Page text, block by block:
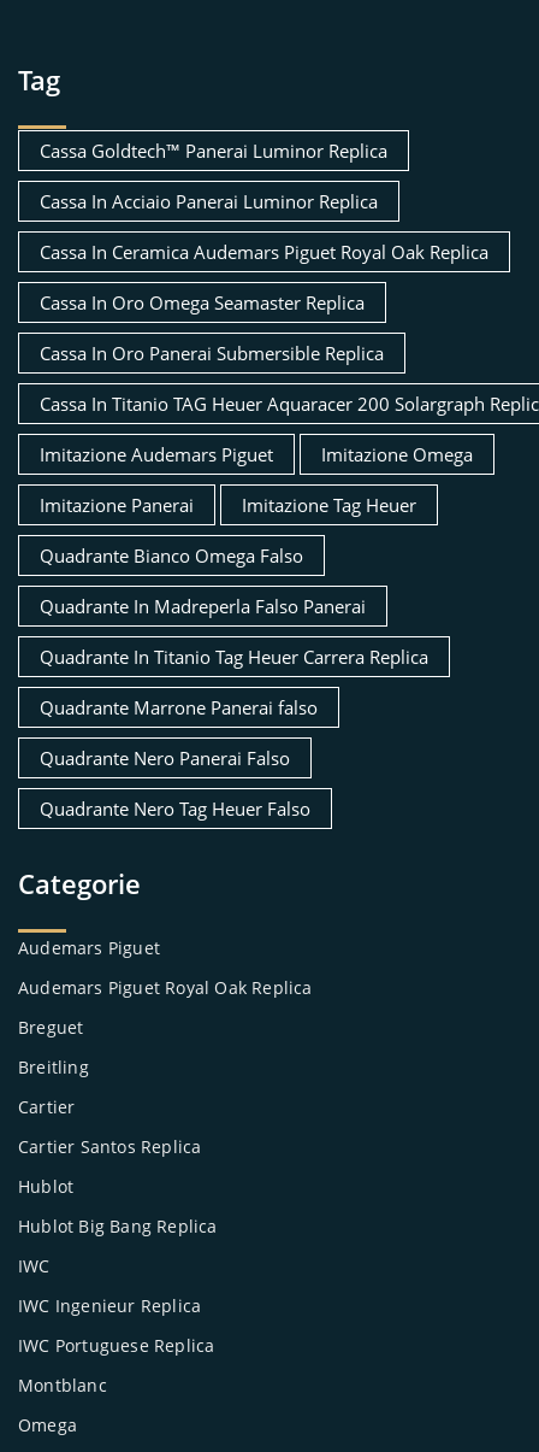
Tag
Cassa Goldtech™ Panerai Luminor Replica
Cassa In Acciaio Panerai Luminor Replica
Cassa In Ceramica Audemars Piguet Royal Oak Replica
Cassa In Oro Omega Seamaster Replica
Cassa In Oro Panerai Submersible Replica
Cassa In Titanio TAG Heuer Aquaracer 200 Solargraph
Imitazione Audemars Piguet Imitazione Omega
Imitazione Panerai Imitazione Tag Heuer
Quadrante Bianco Omega Falso
Quadrante In Madreperla Falso Panerai
Quadrante In Titanio Tag Heuer Carrera Replica
Quadrante Marrone Panerai falso
Quadrante Nero Panerai Falso
Quadrante Nero Tag Heuer Falso
Categorie
Audemars Piguet
Audemars Piguet Royal Oak Replica
Breguet
Breitling
Cartier
Cartier Santos Replica
Hublot
Hublot Big Bang Replica
IWC
IWC Ingenieur Replica
IWC Portuguese Replica
Montblanc
Omega